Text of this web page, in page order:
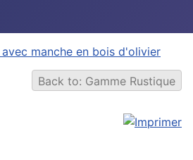
manche en bois d'olivier
Back to: Gamme Rustique